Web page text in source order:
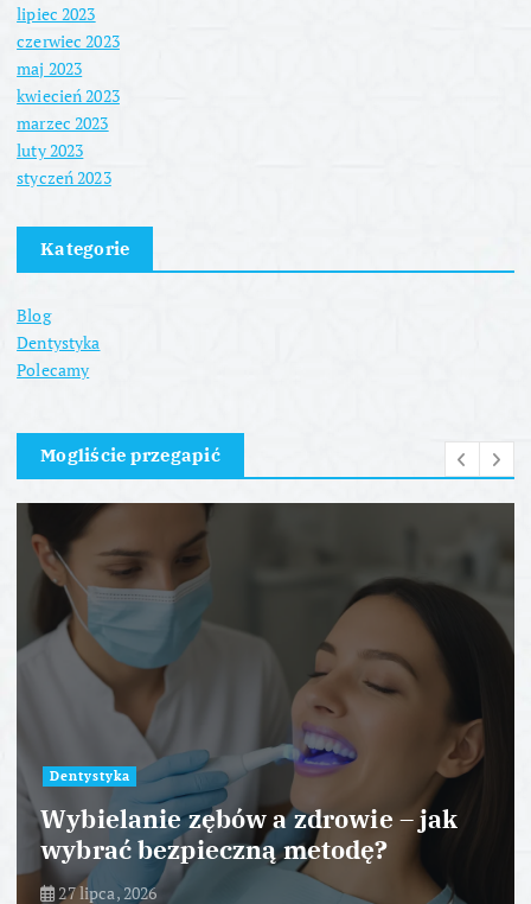
lipiec 2023
czerwiec 2023
maj 2023
kwiecień 2023
marzec 2023
luty 2023
styczeń 2023
Kategorie
Blog
Dentystyka
Polecamy
Mogliście przegapić
Dentystyka
Wybielanie zębów a zdrowie – jak
wybrać bezpieczną metodę?
27 lipca, 2026